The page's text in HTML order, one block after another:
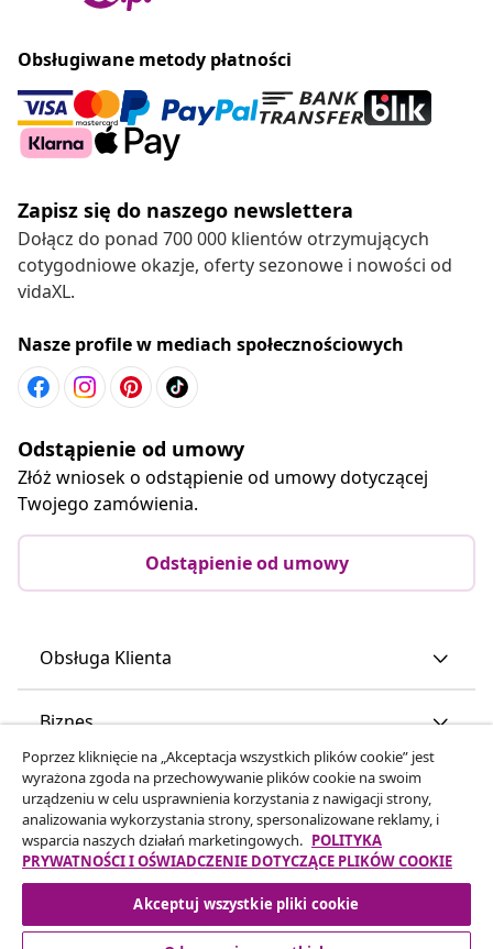
Obsługiwane metody płatności
Zapisz się do naszego newslettera
Dołącz do ponad 700 000 klientów otrzymujących
cotygodniowe okazje, oferty sezonowe i nowości od
vidaXL.
Nasze profile w mediach społecznościowych
Odstąpienie od umowy
Złóż wniosek o odstąpienie od umowy dotyczącej
Twojego zamówienia.
Odstąpienie od umowy
Obsługa Klienta
Biznes
vidaXL
Odkryj więcej
Poprzez kliknięcie na „Akceptacja wszystkich plików cookie” jest
wyrażona zgoda na przechowywanie plików cookie na swoim
urządzeniu w celu usprawnienia korzystania z nawigacji strony,
analizowania wykorzystania strony, spersonalizowane reklamy, i
wsparcia naszych działań marketingowych. POLITYKA
PRYWATNOŚCI I OŚWIADCZENIE DOTYCZĄCE PLIKÓW COOKIE
Akceptuj wszystkie pliki cookie